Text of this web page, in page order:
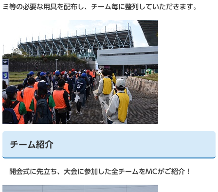
ミ等の必要な用具を配布し、チーム毎に整列していただきます。
チーム紹介
開会式に先立ち、大会に参加した全チームをMCがご紹介！